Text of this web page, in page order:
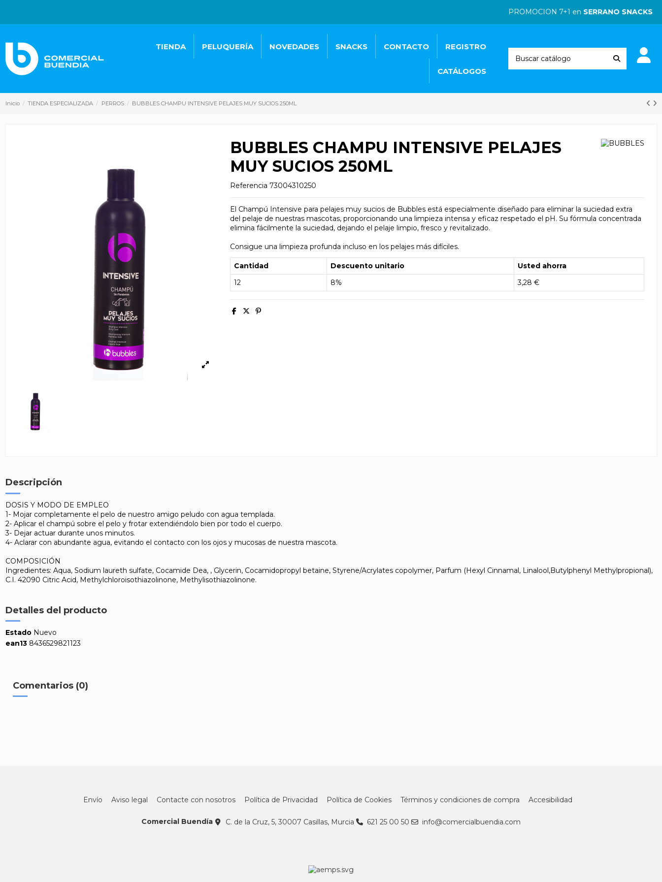
PROMOCION 7+1 en SERRANO SNACKS|
TIENDA PELUQUERÍA NOVEDADES SNACKS CONTACTO REGISTRO
CATÁLOGOS
Inicio TIENDA ESPECIALIZADA PERROS BUBBLES CHAMPU INTENSIVE PELAJES MUY SUCIOS 250ML
BUBBLES CHAMPU INTENSIVE PELAJES
MUY SUCIOS 250ML
Referencia 73004310250
El Champú Intensive para pelajes muy sucios de Bubbles está especialmente diseñado para eliminar la suciedad extra
del pelaje de nuestras mascotas, proporcionando una limpieza intensa y eficaz respetado el pH. Su fórmula concentrada
elimina fácilmente la suciedad, dejando el pelaje limpio, fresco y revitalizado.
Consigue una limpieza profunda incluso en los pelajes más difíciles.
Cantidad Descuento unitario
Usted ahorra
12
8% 3,28 €
Descripción
DOSIS Y MODO DE EMPLEO
1- Mojar completamente el pelo de nuestro amigo peludo con agua templada.
2- Aplicar el champú sobre el pelo y frotar extendiéndolo bien por todo el cuerpo.
3- Dejar actuar durante unos minutos.
4- Aclarar con abundante agua, evitando el contacto con los ojos y mucosas de nuestra mascota.
COMPOSICIÓN
Ingredientes: Aqua, Sodium laureth sulfate, Cocamide Dea, , Glycerin, Cocamidopropyl betaine, Styrene/Acrylates copolymer, Parfum (Hexyl Cinnamal, Linalool,Butylphenyl Methylpropional),
C.I. 42090 Citric Acid, Methylchloroisothiazolinone, Methylisothiazolinone.
Detalles del producto
Estado Nuevo
ean13 8436529821123
Comentarios (0)
Envío Aviso legal Contacte con nosotros Política de Privacidad Política de Cookies Términos y condiciones de compra Accesibilidad
Comercial Buendía C. de la Cruz, 5, 30007 Casillas, Murcia 621 25 00 50 info@comercialbuendia.com